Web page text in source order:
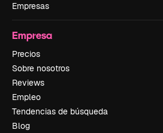
Empresas
Empresa
Precios
Sobre nosotros
Reviews
Empleo
Tendencias de búsqueda
Blog